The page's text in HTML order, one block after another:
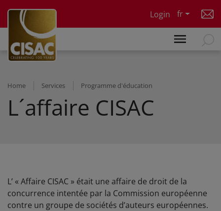
Login
fr
Home Services Programme d'éducation
L´affaire CISAC
L’ « Affaire CISAC » était une affaire de droit de la
concurrence intentée par la Commission européenne
contre un groupe de sociétés d’auteurs européennes.